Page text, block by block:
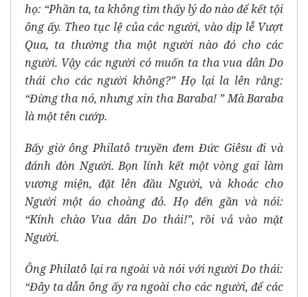
họ: “Phần ta, ta không tìm thấy lý do nào để kết tội
ông ấy. Theo tục lệ của các người, vào dịp lễ Vượt
Qua, ta thường tha một người nào đó cho các
người. Vậy các người có muốn ta tha vua dân Do
thái cho các người không?” Họ lại la lên rằng:
“Đừng tha nó, nhưng xin tha Baraba! ” Mà Baraba
là một tên cướp.
Bấy giờ ông Philatô truyền đem Đức Giêsu đi và
đánh đòn Người. Bọn lính kết một vòng gai làm
vương miện, đặt lên đầu Người, và khoác cho
Người một áo choàng đỏ. Họ đến gần và nói:
“Kính chào Vua dân Do thái!”, rồi vả vào mặt
Người.
Ông Philatô lại ra ngoài và nói với người Do thái:
“Đây ta dẫn ông ấy ra ngoài cho các người, để các